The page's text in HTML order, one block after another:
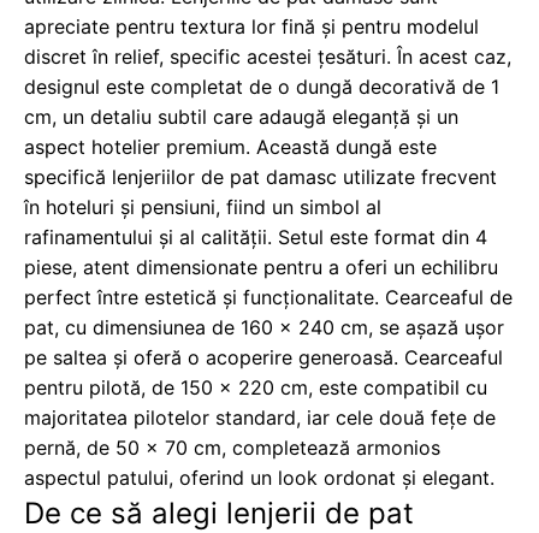
apreciate pentru textura lor fină și pentru modelul
discret în relief, specific acestei țesături. În acest caz,
designul este completat de o dungă decorativă de 1
cm, un detaliu subtil care adaugă eleganță și un
aspect hotelier premium. Această dungă este
specifică lenjeriilor de pat damasc utilizate frecvent
în hoteluri și pensiuni, fiind un simbol al
rafinamentului și al calității. Setul este format din 4
piese, atent dimensionate pentru a oferi un echilibru
perfect între estetică și funcționalitate. Cearceaful de
pat, cu dimensiunea de 160 x 240 cm, se așază ușor
pe saltea și oferă o acoperire generoasă. Cearceaful
pentru pilotă, de 150 x 220 cm, este compatibil cu
majoritatea pilotelor standard, iar cele două fețe de
pernă, de 50 x 70 cm, completează armonios
aspectul patului, oferind un look ordonat și elegant.
De ce să alegi lenjerii de pat